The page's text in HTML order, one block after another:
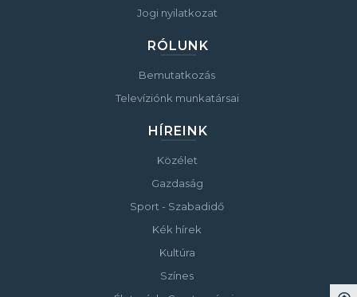
Jogi nyilatkozat
RÓLUNK
Bemutatkozás
Televíziónk munkatársai
HÍREINK
Közélet
Gazdaság
Sport - Szabadidő
Kék hírek
Kultúra
Színes